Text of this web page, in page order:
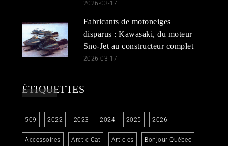
2026-03-17
Fabricants de motoneiges
disparus : Kawasaki, du moteur
Sno-Jet au constructeur complet
2026-03-17
ÉTIQUETTES
509 2022 2023 2024 2025 2026
Accessoires Arctic-Cat Articles Bonjour Québec